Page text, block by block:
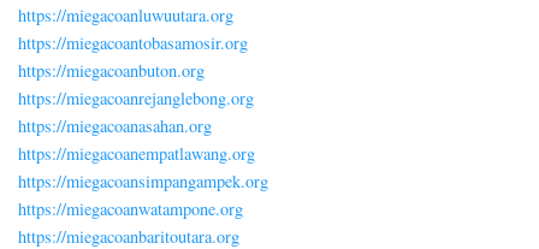
https://miegacoanluwuutara.org
https://miegacoantobasamosir.org
https://miegacoanbuton.org
https://miegacoanrejanglebong.org
https://miegacoanasahan.org
https://miegacoanempatlawang.org
https://miegacoansimpangampek.org
https://miegacoanwatampone.org
https://miegacoanbaritoutara.org